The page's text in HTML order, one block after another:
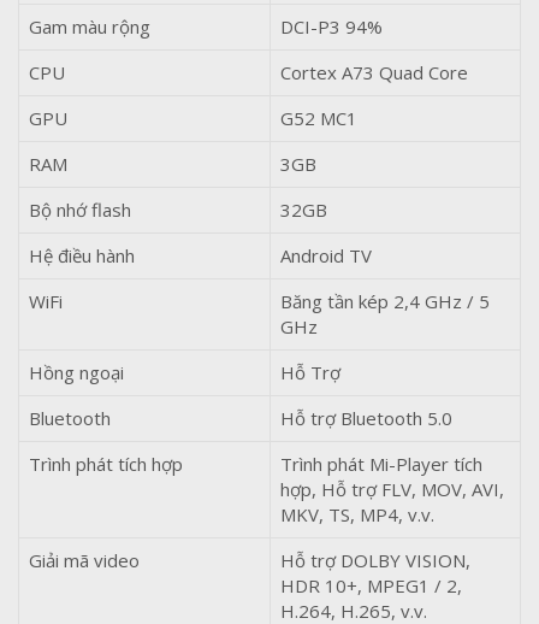
Gam màu rộng
DCI-P3 94%
CPU
Cortex A73 Quad Core
GPU
G52 MC1
RAM
3GB
Bộ nhớ flash
32GB
Hệ điều hành
Android TV
WiFi
Băng tần kép 2,4 GHz / 5
GHz
Hồng ngoại
Hỗ Trợ
Bluetooth
Hỗ trợ Bluetooth 5.0
Trình phát tích hợp
Trình phát Mi-Player tích
hợp, Hỗ trợ FLV, MOV, AVI,
MKV, TS, MP4, v.v.
Giải mã video
Hỗ trợ DOLBY VISION,
HDR 10+, MPEG1 / 2,
H.264, H.265, v.v.